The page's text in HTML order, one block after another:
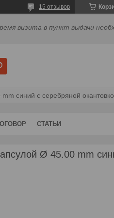
15 отзывов
визита в пункт выдачи
синий с серебряной
СТАТЬИ
Ø 45.00 mm